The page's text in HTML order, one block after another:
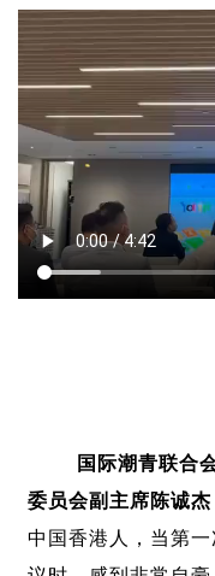
国际潮青联合
委员会副主席陈诚
中国香港人，当第